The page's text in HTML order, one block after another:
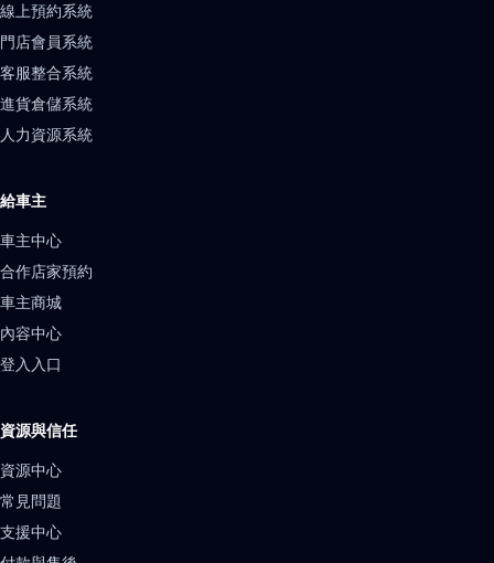
線上預約系統
門店會員系統
客服整合系統
進貨倉儲系統
人力資源系統
給車主
車主中心
合作店家預約
車主商城
內容中心
登入入口
資源與信任
資源中心
常見問題
支援中心